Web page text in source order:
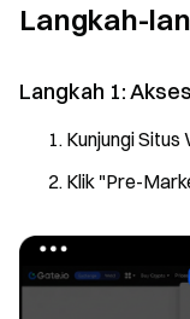
Langkah-
Langkah 1:
Kunjungi Situs
Klik "Pre-